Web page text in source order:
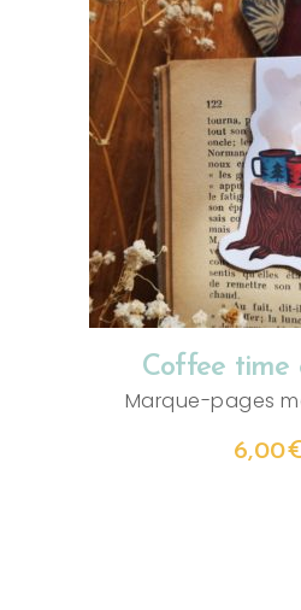
AJOUTER AU
Coffee time
Marque-pages
6,00